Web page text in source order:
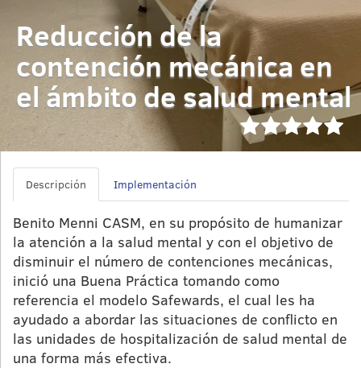
Reducción de la
contención mecánica en
el ámbito de salud mental
Descripción Implementación
Benito Menni CASM, en su propósito de humanizar
la atención a la salud mental y con el objetivo de
disminuir el número de contenciones mecánicas,
inició una Buena Práctica tomando como
referencia el modelo Safewards, el cual les ha
ayudado a abordar las situaciones de conflicto en
las unidades de hospitalización de salud mental de
una forma más efectiva.